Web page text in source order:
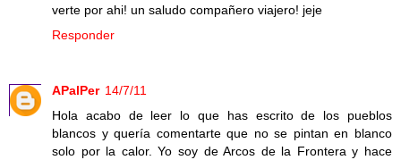
verte por ahi! un saludo compañero viajero! jeje
Responder
APalPer 14/7/11
Hola acabo de leer lo que has escrito de los pueblos
blancos y quería comentarte que no se pintan en blanco
solo por la calor. Yo soy de Arcos de la Frontera y hace